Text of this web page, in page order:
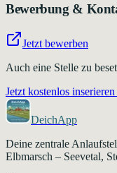
Bewerbung &
Jetzt bewerben
Auch eine Stelle zu
Jetzt kostenlos
DeichApp
Deine zentrale
Elbmarsch – Seevetal,